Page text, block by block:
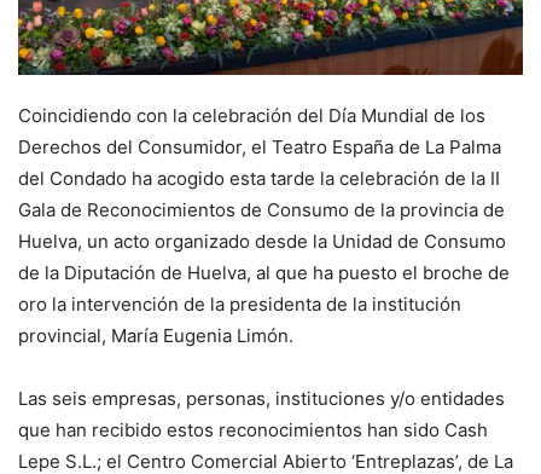
Coincidiendo con la celebración del Día Mundial de los
Derechos del Consumidor, el Teatro España de La Palma
del Condado ha acogido esta tarde la celebración de la II
Gala de Reconocimientos de Consumo de la provincia de
Huelva, un acto organizado desde la Unidad de Consumo
de la Diputación de Huelva, al que ha puesto el broche de
oro la intervención de la presidenta de la institución
provincial, María Eugenia Limón.
Las seis empresas, personas, instituciones y/o entidades
que han recibido estos reconocimientos han sido Cash
Lepe S.L.; el Centro Comercial Abierto ‘Entreplazas’, de La